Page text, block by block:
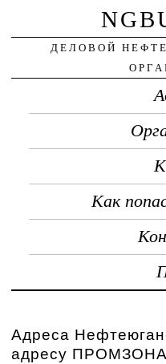
ДЕЛОВОЙ
Как
Адреса
адресу